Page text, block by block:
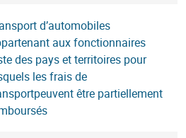
d’automobiles
aux fonctionnaires
des pays et territoires pour
les frais de
être partiellement